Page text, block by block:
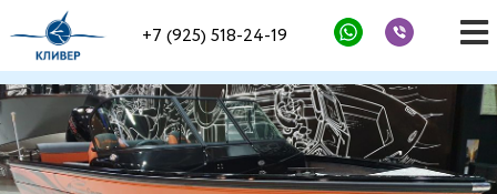
+7 (925) 518-24-19